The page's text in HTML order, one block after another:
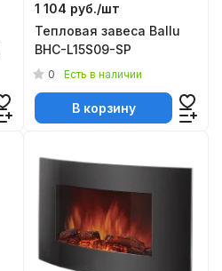
1 104 руб./шт
Тепловая завеса Ballu
BHC-L15S09-SP
0 Есть в наличии
В корзину